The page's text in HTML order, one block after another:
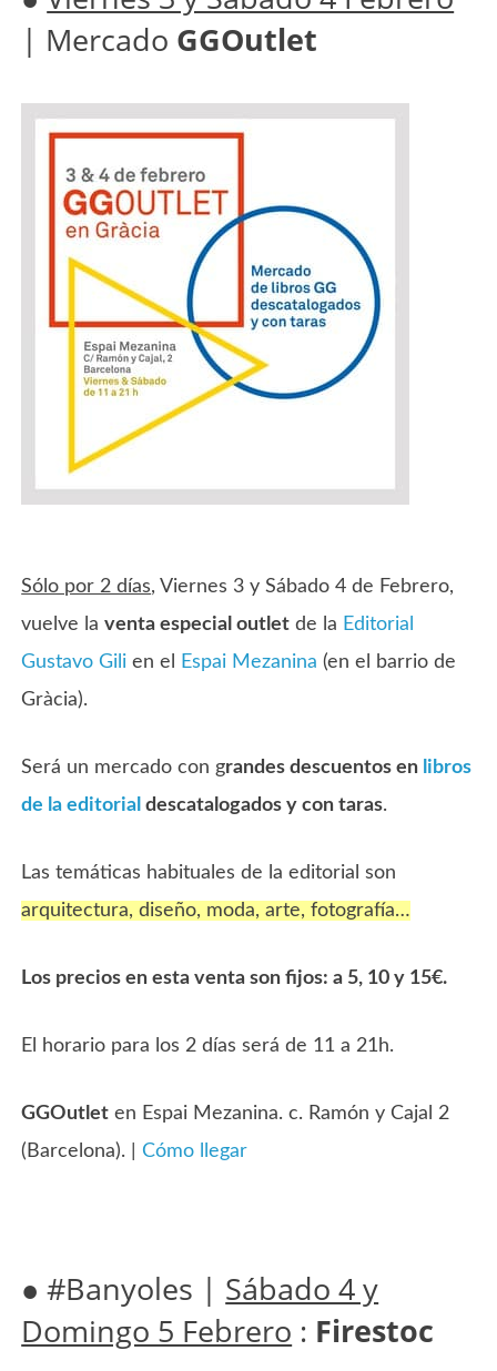
| Mercado GGOutlet
Sólo por 2 días, Viernes 3 y Sábado 4 de Febrero,
vuelve laventa especial outlet de la Editorial
Gustavo Gili en el Espai Mezanina (en el barrio de
Gràcia).
Será un mercado con grandes descuentos en libros
de la editorial descatalogados y con taras.
Las temáticas habituales de la editorial son
arquitectura, diseño, moda, arte, fotografía…
Los precios en esta venta son fijos: a 5, 10 y 15€.
El horario para los 2 días será de 11 a 21h.
GGOutlet en Espai Mezanina. c. Ramón y Cajal 2
(Barcelona). |Cómo llegar
● #Banyoles | Sábado 4 y
Domingo 5 Febrero : Firestoc